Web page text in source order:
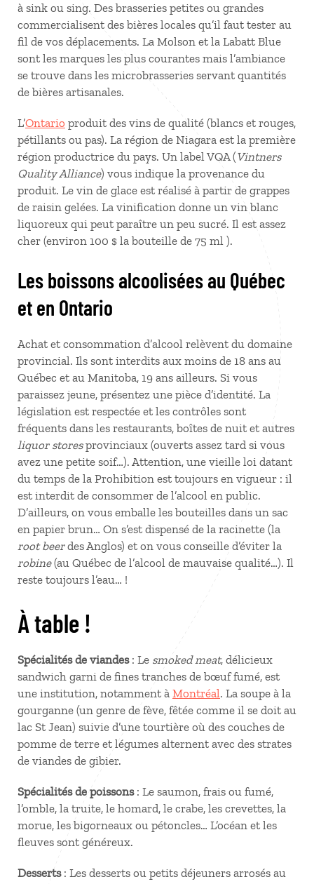
à sink ou sing. Des brasseries petites ou grandes
commercialisent des bières locales qu’il faut tester au
fil de vos déplacements. La Molson et la Labatt Blue
sont les marques les plus courantes mais l’ambiance
se trouve dans les microbrasseries servant quantités
de bières artisanales.
L’Ontario produit des vins de qualité (blancs et rouges,
pétillants ou pas). La région de Niagara est la première
région productrice du pays. Un label VQA (Vintners
Quality Alliance) vous indique la provenance du
produit. Le vin de glace est réalisé à partir de grappes
de raisin gelées. La vinification donne un vin blanc
liquoreux qui peut paraître un peu sucré. Il est assez
cher (environ 100 $ la bouteille de 75 ml ).
Les boissons alcoolisées au Québec
et en Ontario
Achat et consommation d’alcool relèvent du domaine
provincial. Ils sont interdits aux moins de 18 ans au
Québec et au Manitoba, 19 ans ailleurs. Si vous
paraissez jeune, présentez une pièce d’identité. La
législation est respectée et les contrôles sont
fréquents dans les restaurants, boîtes de nuit et autres
liquor storesprovinciaux (ouverts assez tard si vous
avez une petite soif…). Attention, une vieille loi datant
du temps de la Prohibition est toujours en vigueur : il
est interdit de consommer de l’alcool en public.
D’ailleurs, on vous emballe les bouteilles dans un sac
en papier brun… On s’est dispensé de la racinette (la
root beerdes Anglos) et on vous conseille d’éviter la
robine(au Québec de l’alcool de mauvaise qualité…). Il
reste toujours l’eau… !
À table !
Spécialités de viandes: Le smoked meat, délicieux
sandwich garni de fines tranches de bœuf fumé, est
une institution, notamment à Montréal. La soupe à la
gourganne (un genre de fève, fêtée comme il se doit au
lac St Jean) suivie d’une tourtière où des couches de
pomme de terre et légumes alternent avec des strates
de viandes de gibier.
Spécialités de poissons: Le saumon, frais ou fumé,
l’omble, la truite, le homard, le crabe, les crevettes, la
morue, les bigorneaux ou pétoncles… L’océan et les
fleuves sont généreux.
Desserts: Les desserts ou petits déjeuners arrosés au